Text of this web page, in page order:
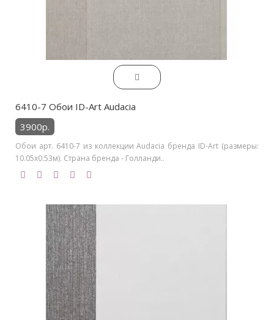
6410-7 Обои ID-Art Audacia
3900р.
Обои арт. 6410-7 из коллекции Audacia бренда ID-Art (размеры:
10.05х0.53м). Страна бренда - Голланди..